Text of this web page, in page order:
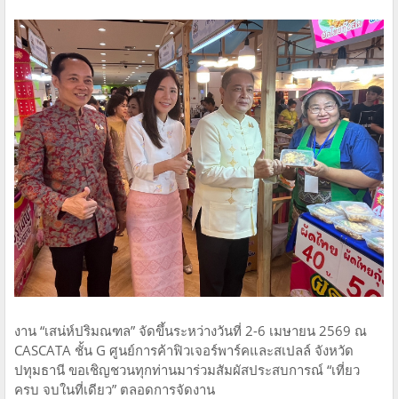
งาน “เสน่ห์ปริมณฑล” จัดขึ้นระหว่างวันที่ 2-6 เมษายน 2569 ณ
CASCATA ชั้น G ศูนย์การค้าฟิวเจอร์พาร์คและสเปลล์ จังหวัด
ปทุมธานี ขอเชิญชวนทุกท่านมาร่วมสัมผัสประสบการณ์ “เที่ยว
ครบ จบในที่เดียว” ตลอดการจัดงาน